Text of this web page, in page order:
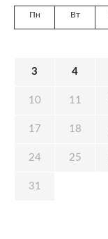
Пн Вт
3 4
10 11
17 18
24 25
31